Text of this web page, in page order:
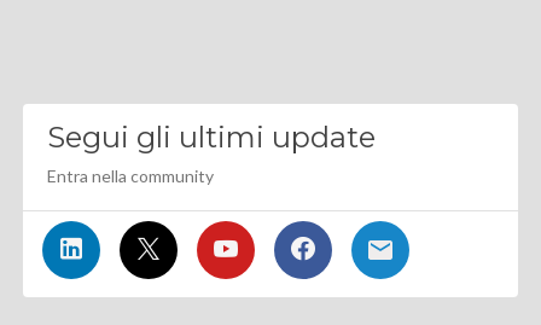
Segui gli ultimi update
Entra nella community